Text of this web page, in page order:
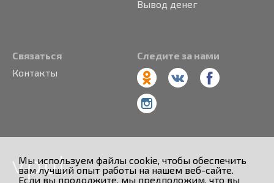
Мы используем файлы cookie, чтобы обеспечить
вам лучший опыт работы на нашем веб-сайте.
Если вы продолжите, мы предположим, что вы
Вывод денег
Связаться
Контакты
Следите за нами